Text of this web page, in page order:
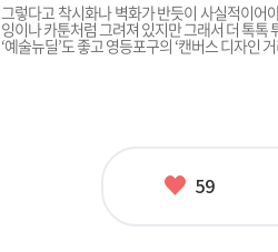
그렇다고 착시화나 벽화가 반듯이 사실적이어
잉이나 카툰처럼 그려져 있지만 그래서 더 톡톡
‘예술뉴딜’도 좋고 영등포구의 ‘캔버스 디자인
좋
59